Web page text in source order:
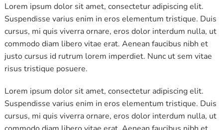
Lorem ipsum dolor sit amet, consectetur adipiscing elit.
Suspendisse varius enim in eros elementum tristique. Duis
cursus, mi quis viverra ornare, eros dolor interdum nulla, ut
commodo diam libero vitae erat. Aenean faucibus nibh et
justo cursus id rutrum lorem imperdiet. Nunc ut sem vitae
risus tristique posuere.
Lorem ipsum dolor sit amet, consectetur adipiscing elit.
Suspendisse varius enim in eros elementum tristique. Duis
cursus, mi quis viverra ornare, eros dolor interdum nulla, ut